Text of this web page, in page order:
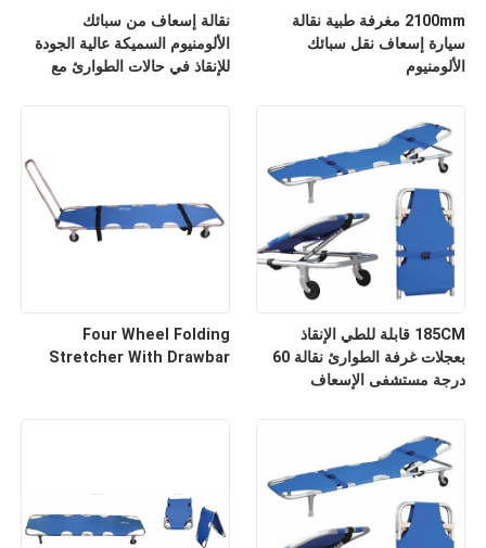
نقالة إسعاف من سبائك
الألومنيوم السميكة عالية الجودة
للإنقاذ في حالات الطوارئ مع
2100mm مغرفة طبية نقالة
سيارة إسعاف نقل سبائك
الألومنيوم
Four Wheel Folding
Stretcher With Drawbar
185CM قابلة للطي الإنقاذ
بعجلات غرفة الطوارئ نقالة 60
درجة مستشفى الإسعاف